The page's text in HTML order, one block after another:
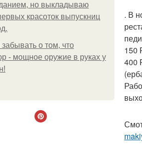
но выкладываю
красоток выпускниц
забывать о том, что
- мощное оружие в руках у
. В
150
400